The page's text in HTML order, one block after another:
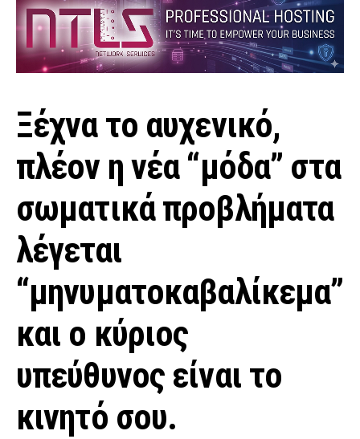
Ξέχνα το αυχενικό,
πλέον η νέα “μόδα” στα
σωματικά προβλήματα
λέγεται
“μηνυματοκαβαλίκεμα”
και ο κύριος
υπεύθυνος είναι το
κινητό σου.